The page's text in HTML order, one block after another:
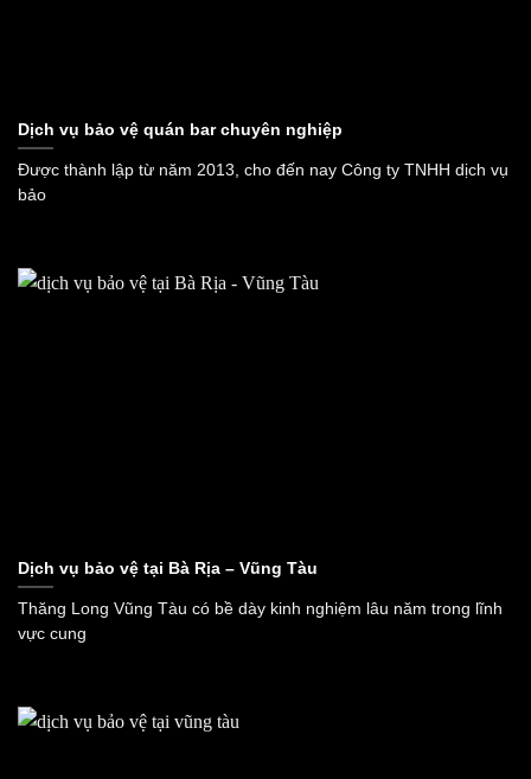
Dịch vụ bảo vệ quán bar chuyên nghiệp
Được thành lập từ năm 2013, cho đến nay Công ty TNHH dịch vụ
bảo
Dịch vụ bảo vệ tại Bà Rịa – Vũng Tàu
Thăng Long Vũng Tàu có bề dày kinh nghiệm lâu năm trong lĩnh
vực cung